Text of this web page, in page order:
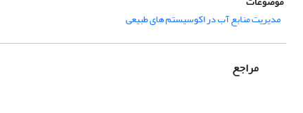
مدیریت منابع آب در اکوسیستم های طبیعی
مراجع